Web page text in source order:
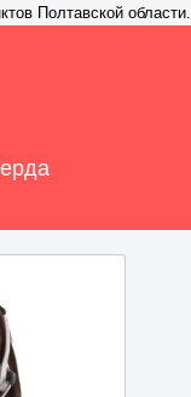
Полтавской области.